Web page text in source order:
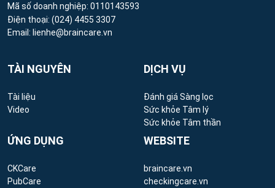
Mã số doanh nghiệp: 0110143593
Điện thoại: (024) 4455 3307
Email: lienhe@braincare.vn
TÀI NGUYÊN
Tài liệu
Video
DỊCH VỤ
Đánh giá Sàng lọc
Sức khỏe Tâm lý
Sức khỏe Tâm thần
ỨNG DỤNG
CKCare
PubCare
WEBSITE
braincare.vn
checkingcare.vn